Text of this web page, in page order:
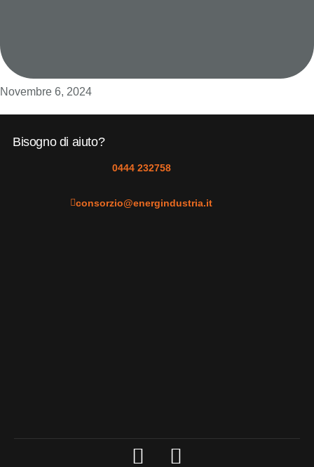
Novembre 6, 2024
Bisogno di aiuto?
0444 232758
consorzio@energindustria.it